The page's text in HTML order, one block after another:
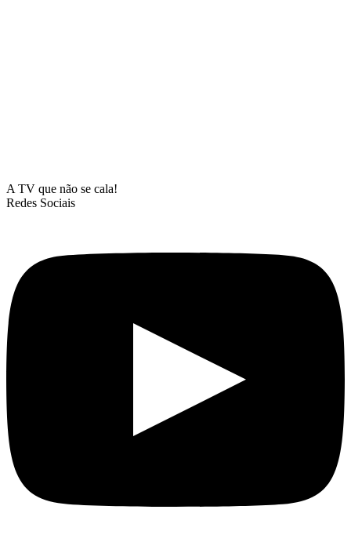
A TV que não se cala!
Redes Sociais